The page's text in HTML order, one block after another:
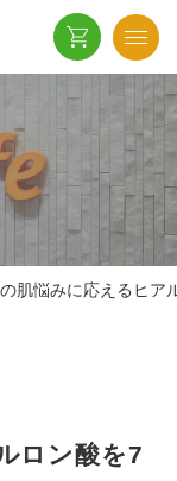
肌悩みに応えるヒア
ロン酸を7